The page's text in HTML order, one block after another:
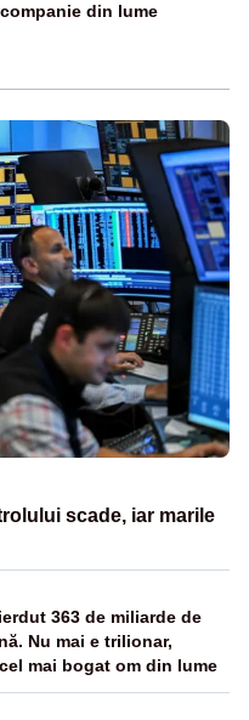
din lume
scade, iar marile
363 de miliarde de
Nu mai e trilionar,
mai bogat om din lume